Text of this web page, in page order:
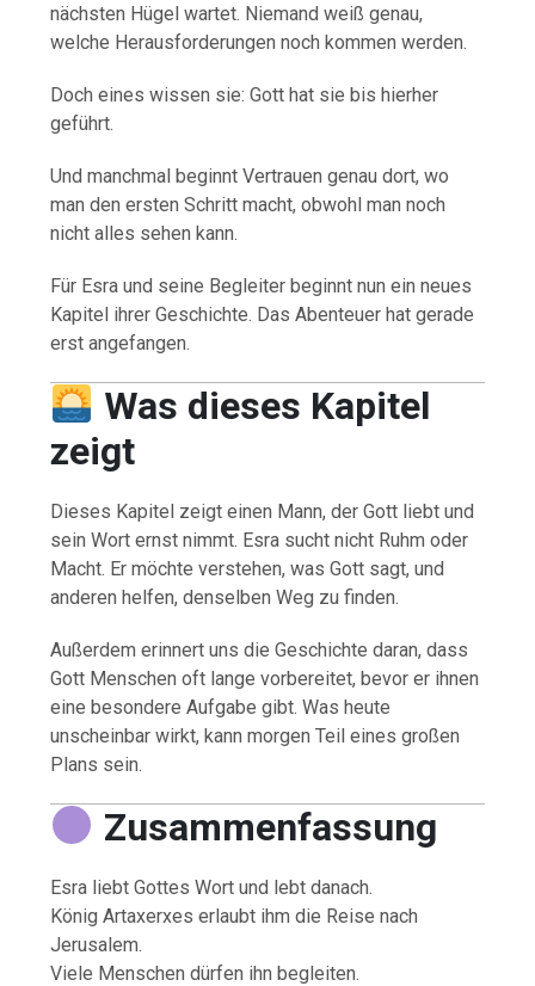
nächsten Hügel wartet. Niemand weiß genau,
welche Herausforderungen noch kommen werden.
Doch eines wissen sie: Gott hat sie bis hierher
geführt.
Und manchmal beginnt Vertrauen genau dort, wo
man den ersten Schritt macht, obwohl man noch
nicht alles sehen kann.
Für Esra und seine Begleiter beginnt nun ein neues
Kapitel ihrer Geschichte. Das Abenteuer hat gerade
erst angefangen.
Was dieses Kapitel
zeigt
Dieses Kapitel zeigt einen Mann, der Gott liebt und
sein Wort ernst nimmt. Esra sucht nicht Ruhm oder
Macht. Er möchte verstehen, was Gott sagt, und
anderen helfen, denselben Weg zu finden.
Außerdem erinnert uns die Geschichte daran, dass
Gott Menschen oft lange vorbereitet, bevor er ihnen
eine besondere Aufgabe gibt. Was heute
unscheinbar wirkt, kann morgen Teil eines großen
Plans sein.
Zusammenfassung
Esra liebt Gottes Wort und lebt danach.
König Artaxerxes erlaubt ihm die Reise nach
Jerusalem.
Viele Menschen dürfen ihn begleiten.